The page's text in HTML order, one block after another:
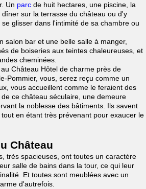
Un parc de huit hectares, une piscine, la
sur la terrasse du château ou d'y
glisser dans l'intimité de sa chambre ou
salon bar et une belle salle à manger,
de boiseries aux teintes chaleureuses, et
cheminées.
Château Hôtel de charme près de
Pommier, vous, serez reçu comme un
vous accueillent comme le feraient des
ce château séculaire, une demeure
la noblesse des bâtiments. Ils savent
en étant très prévenant pour exaucer le
Château
très spacieuses, ont toutes un caractère
salle de bains dans la tour, ce qui leur
Et toutes sont meublées avec un
d'autrefois.